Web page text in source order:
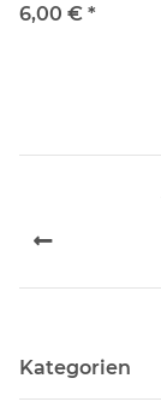
6,00 € *
Kategorien